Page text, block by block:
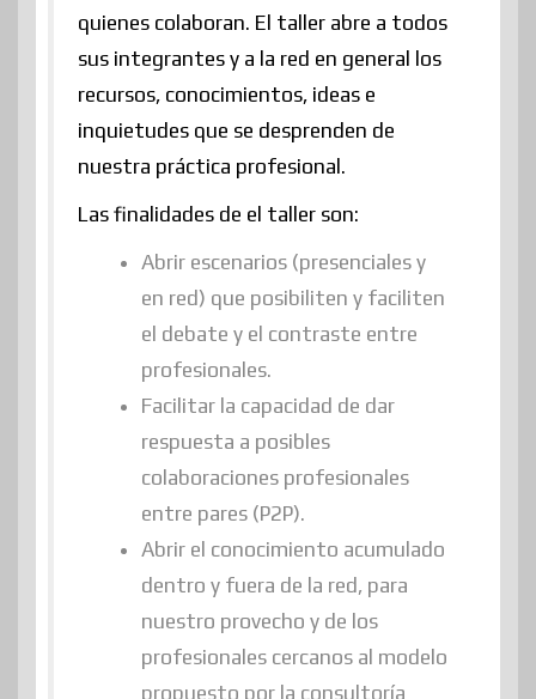
quienes colaboran. El taller abre a todos
sus integrantes y a la red en general los
recursos, conocimientos, ideas e
inquietudes que se desprenden de
nuestra práctica profesional.
Las finalidades de el taller son:
Abrir escenarios (presenciales y
en red) que posibiliten y faciliten
el debate y el contraste entre
profesionales.
Facilitar la capacidad de dar
respuesta a posibles
colaboraciones profesionales
entre pares (P2P).
Abrir el conocimiento acumulado
dentro y fuera de la red, para
nuestro provecho y de los
profesionales cercanos al modelo
propuesto por la consultoría